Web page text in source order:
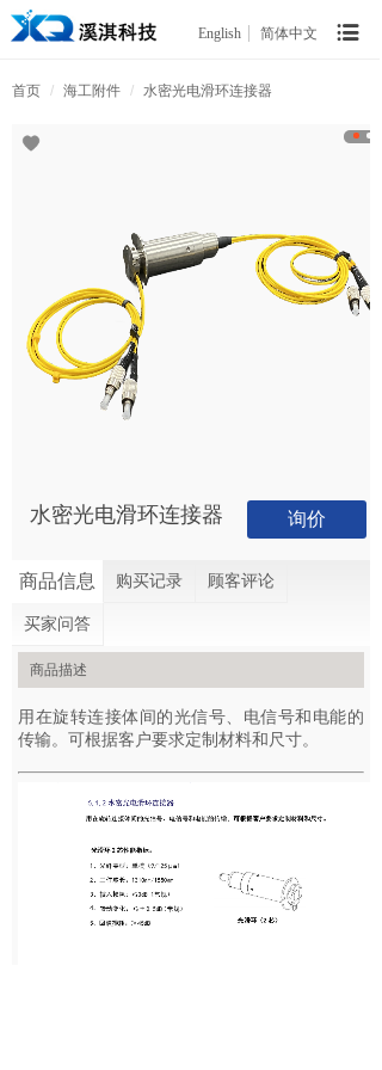
English 简体中文
首页 / 海工附件 / 水密光电滑环连接器
水密光电滑环连接器
商品信息 购买记录 顾客评论
买家问答
商品描述
用在旋转连接体间的光信号、电信号和电能的
传输。可根据客户要求定制材料和尺寸。
询价